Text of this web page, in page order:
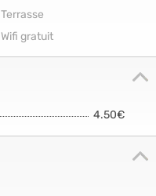
Terrasse
Wifi gratuit
4.50€